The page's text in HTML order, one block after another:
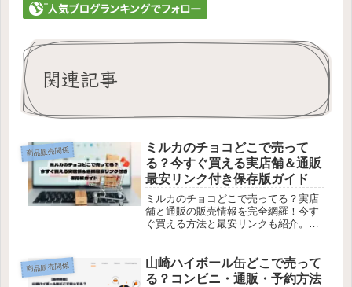
関連記事
商品販売関係
ミルカのチョコどこで売って
る？今すぐ買える実店舗＆通販
最安リンク付き保存版ガイド
ミルカのチョコどこで売ってる？実店
舗と通販の販売情報を完全網羅！今す
ぐ買える方法と最安リンクも紹介。買
商品販売関係
山崎ハイボール缶どこで売って
る？コンビニ・通販・予約方法